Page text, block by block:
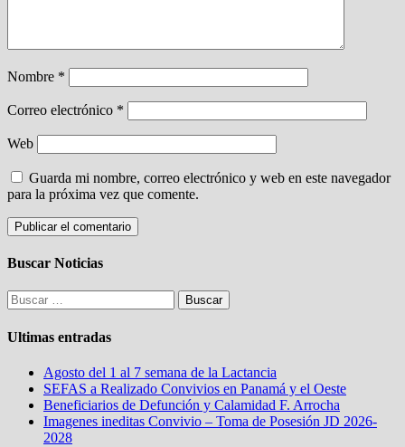
Nombre *
Correo electrónico *
Web
Guarda mi nombre, correo electrónico y web en este navegador
para la próxima vez que comente.
Buscar Noticias
Buscar:
Ultimas entradas
Agosto del 1 al 7 semana de la Lactancia
SEFAS a Realizado Convivios en Panamá y el Oeste
Beneficiarios de Defunción y Calamidad F. Arrocha
Imagenes ineditas Convivio – Toma de Posesión JD 2026-
2028